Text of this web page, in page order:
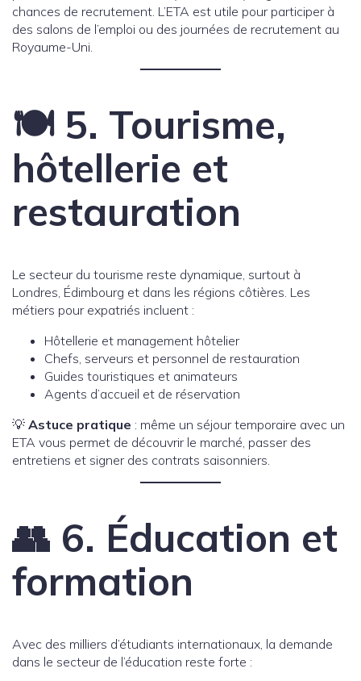
chances de recrutement. L’ETA est utile pour participer à
des salons de l’emploi ou des journées de recrutement au
Royaume-Uni.
🍽️ 5. Tourisme,
hôtellerie et
restauration
Le secteur du tourisme reste dynamique, surtout à
Londres, Édimbourg et dans les régions côtières. Les
métiers pour expatriés incluent :
Hôtellerie et management hôtelier
Chefs, serveurs et personnel de restauration
Guides touristiques et animateurs
Agents d’accueil et de réservation
💡 Astuce pratique : même un séjour temporaire avec un
ETA vous permet de découvrir le marché, passer des
entretiens et signer des contrats saisonniers.
👥 6. Éducation et
formation
Avec des milliers d’étudiants internationaux, la demande
dans le secteur de l’éducation reste forte :